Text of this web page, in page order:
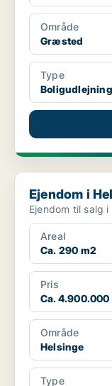
Område
Græsted
Type
Ejendom i Helsinge
Ejendom i
Ejendom til salg
Areal
Ca. 290 m2
Pris
Ca. 4.900.000
Område
Helsinge
Type